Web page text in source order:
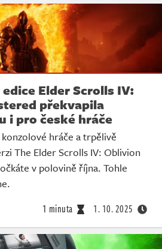
Elder Scrolls IV:
překvapila
i pro české hráče
hráče a trpělivě
The Elder Scrolls IV: Oblivion
v polovině října. Tohle
1 minuta 1. 10. 2025